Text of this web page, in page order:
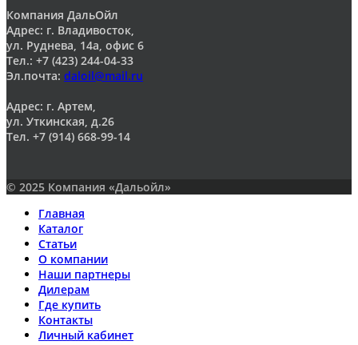
Компания ДальОйл
Адрес: г. Владивосток,
ул. Руднева, 14а, офис 6
Тел.: +7 (423) 244-04-33
Эл.почта: daloil@mail.ru
Адрес: г. Артем,
ул. Уткинская, д.26
Тел. +7 (914) 668-99-14
© 2025 Компания «Дальойл»
Главная
Каталог
Статьи
О компании
Наши партнеры
Дилерам
Где купить
Контакты
Личный кабинет